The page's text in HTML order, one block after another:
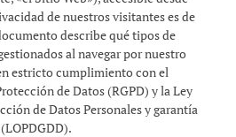
de nuestros visitantes es de
describe qué tipos de
al navegar por nuestro
estricto cumplimiento con el
de Datos (RGPD) y la Ley
de Datos Personales y garantía